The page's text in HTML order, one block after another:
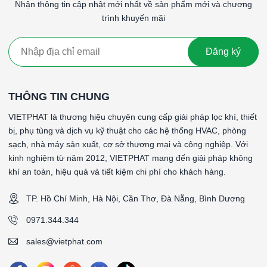
Lợi Ích của Lọc Túi F8 Khung Nhôm:
: Giúp bảo vệ các thiết bị và hệ thống khỏi
bị hư hỏng do bụi bẩn nhỏ, kéo dài tuổi thọ của thiết bị.
Giảm chi phí bảo trì
: Việc sử dụng lọc túi F8 giúp kéo dài
tuổi thọ của các bộ lọc tinh hơn, giảm chi phí bảo trì và
Cải thiện chất lượng không khí
trong môi trường làm việc hoặc sinh hoạt.
Dễ dàng bảo trì: Thiết kế khung nhôm bền chắc, nhẹ và
dễ dàng tháo lắp, vệ sinh, giúp tiết kiệm thời gian và công
sức trong quá trình bảo trì.
Chi phí hợp lý: Lọc túi F8 cung cấp một giải pháp hiệu
lọc cao.
Kết Luận:
Lọc túi F8 khung nhôm là một giải pháp hiệu quả và tiết kiệm
Nhận thông tin cập nhật mới nhất về sản phẩm mới và chương
trình khuyến mãi
Đăng ký
THÔNG TIN CHUNG
VIETPHAT là thương hiệu chuyên cung cấp giải pháp lọc khí, thiết
bị, phụ tùng và dịch vụ kỹ thuật cho các hệ thống HVAC, phòng
sạch, nhà máy sản xuất, cơ sở thương mại và công nghiệp. Với
kinh nghiệm từ năm 2012, VIETPHAT mang đến giải pháp không
khí an toàn, hiệu quả và tiết kiệm chi phí cho khách hàng.
TP. Hồ Chí Minh, Hà Nội, Cần Thơ, Đà Nẵng, Bình Dương
0971.344.344
sales@vietphat.com